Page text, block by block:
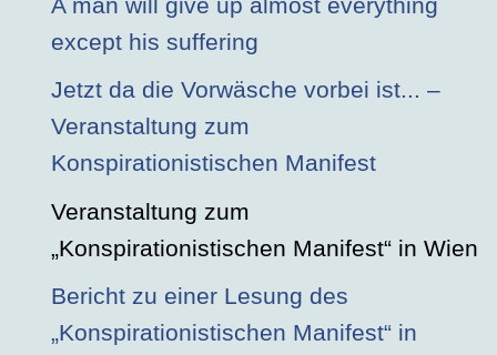
except his suffering
Jetzt da die Vorwäsche vorbei ist... –
Veranstaltung zum
Konspirationistischen Manifest
Veranstaltung zum
„Konspirationistischen Manifest“ in Wien
Bericht zu einer Lesung des
„Konspirationistischen Manifest“ in